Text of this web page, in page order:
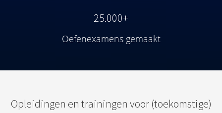
25.000+
Oefenexamens gemaakt
Opleidingen en trainingen voor (toekomstige)